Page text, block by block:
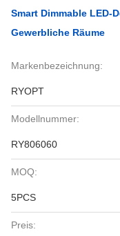
Smart Dimmable LED-
Gewerbliche Räume
Markenbezeichnung:
RYOPT
Modellnummer:
RY806060
MOQ:
5PCS
Preis: